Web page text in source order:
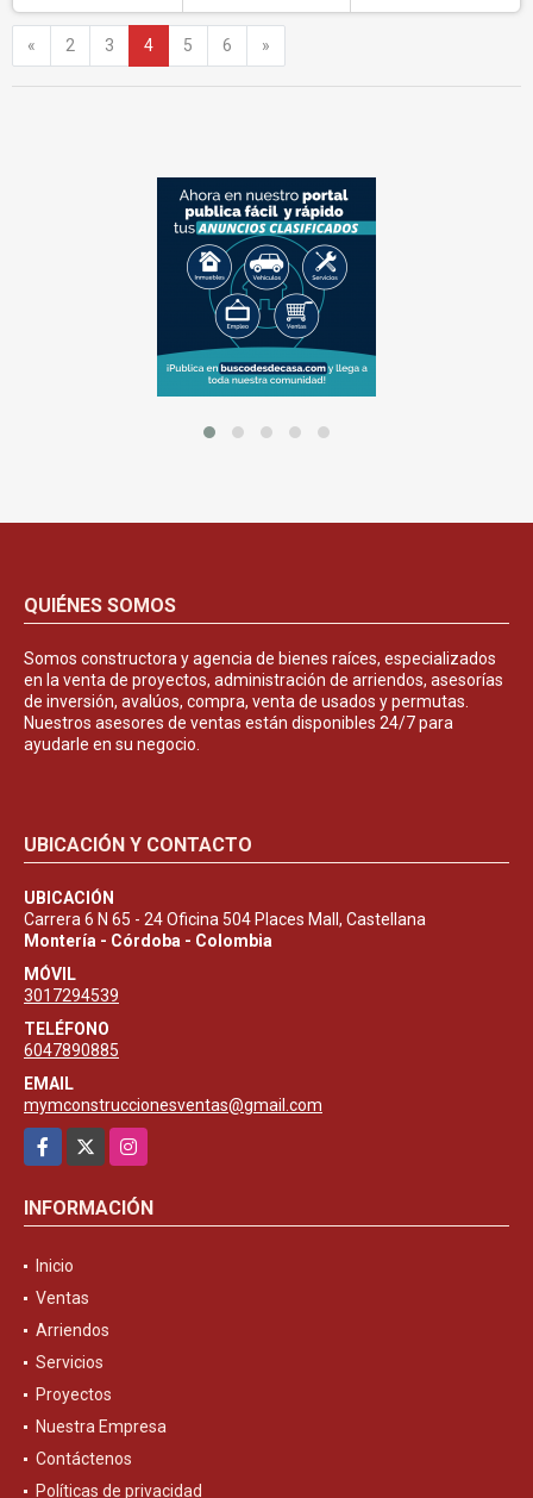
« Anterior
2 3 4 5 6 »
QUIÉNES SOMOS
Somos constructora y agencia de bienes raíces, especializados
en la venta de proyectos, administración de arriendos, asesorías
de inversión, avalúos, compra, venta de usados y permutas.
Nuestros asesores de ventas están disponibles 24/7 para
ayudarle en su negocio.
UBICACIÓN Y CONTACTO
UBICACIÓN
Carrera 6 N 65 - 24 Oficina 504 Places Mall, Castellana
Montería - Córdoba - Colombia
MÓVIL
3017294539
TELÉFONO
6047890885
EMAIL
mymconstruccionesventas@gmail.com
Facebook
Instagram
INFORMACIÓN
Inicio
Ventas
Arriendos
Servicios
Proyectos
Nuestra Empresa
Contáctenos
Políticas de privacidad